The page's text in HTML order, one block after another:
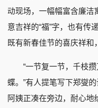
动现场，一幅幅富含廉洁
意吉祥的“福”字，也有传
既有新春佳节的喜庆祥和
“一节复一节，千枝攒
蝶。”有人提笔写下郑燮
阿姨正凑在旁边，耐心地